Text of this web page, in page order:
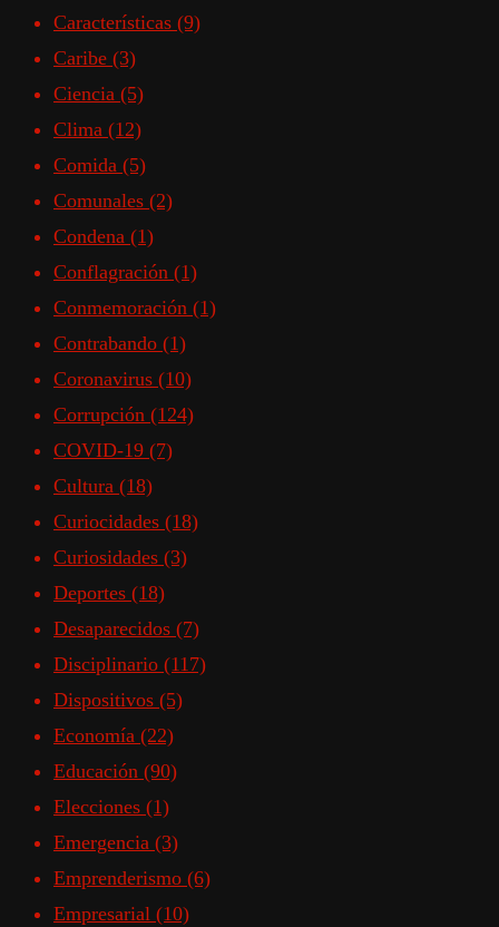
Características (9)
Caribe (3)
Ciencia (5)
Clima (12)
Comida (5)
Comunales (2)
Condena (1)
Conflagración (1)
Conmemoración (1)
Contrabando (1)
Coronavirus (10)
Corrupción (124)
COVID-19 (7)
Cultura (18)
Curiocidades (18)
Curiosidades (3)
Deportes (18)
Desaparecidos (7)
Disciplinario (117)
Dispositivos (5)
Economía (22)
Educación (90)
Elecciones (1)
Emergencia (3)
Emprenderismo (6)
Empresarial (10)